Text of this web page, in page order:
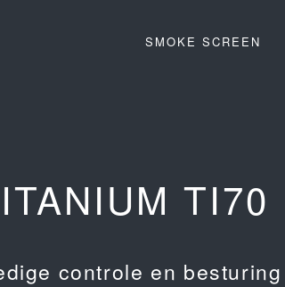
TI70
controle en
SMOKE SCREEN